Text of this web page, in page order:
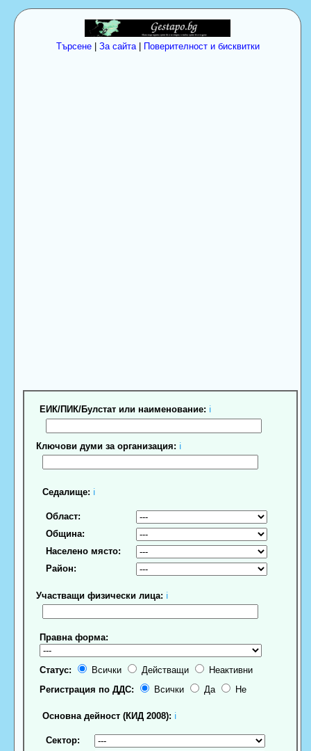
Търсене| За сайта| Поверителност и бисквитки
ЕИК/ПИК/Булстат или наименование: ℹ
Ключови думи за организация: ℹ
Седалище: ℹ
Област:
Община:
Населено място:
Район:
Участващи физически лица: ℹ
Правна форма:
Статус: Всички Действащи
Неактивни
Регистрация по ДДС:
Всички Да Не
Основна дейност (КИД 2008): ℹ
Сектор: